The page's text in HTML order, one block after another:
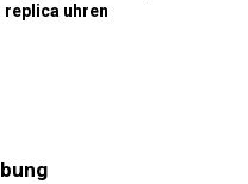
replica uhren